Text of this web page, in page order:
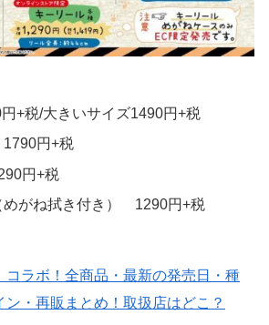
+税/大きいサイズ1490円+税
円+税
円+税
めがね拭き付き） 1290円+税
コラボ！全商品・最新の発売日・種
・再販まとめ！取扱店はどこ？